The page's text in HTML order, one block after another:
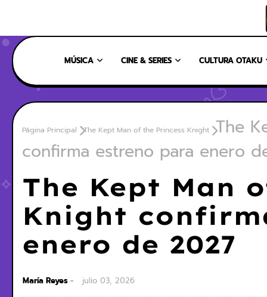
MÚSICA CINE & SERIES CULTURA OTAKU
Página Principal The Kept Man of the Princess Knight
The
confirma estreno para enero
The Kept Man
Knight
enero de 2027
María Reyes julio 03, 2026